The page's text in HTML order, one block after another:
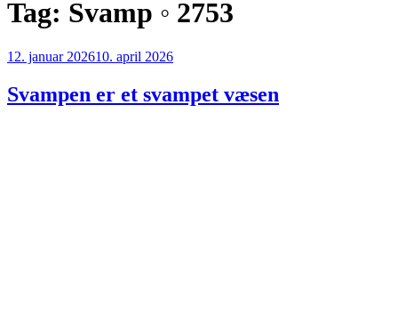
Tag: Svamp ◦ 2753
Udgivet
12. januar 202610. april 2026
Svampen er et svampet væsen